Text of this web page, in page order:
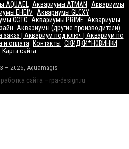
AQUAEL Аквариумы ATMAN
Аквариумы
EHEIM
Аквариумы GLOXY
OCTO Аквариумы PRIME
Аквариумы
Аквариумы (другие производители)
заказ | Аквариум под ключ | Аквариум по
и оплата Контакты СКИДКИ*НОВИНКИ
Карта сайта
– 2026, Aquamagis